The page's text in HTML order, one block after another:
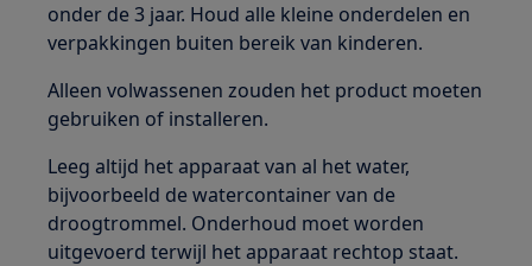
onder de 3 jaar. Houd alle kleine onderdelen en
verpakkingen buiten bereik van kinderen.
Alleen volwassenen zouden het product moeten
gebruiken of installeren.
Leeg altijd het apparaat van al het water,
bijvoorbeeld de watercontainer van de
droogtrommel. Onderhoud moet worden
uitgevoerd terwijl het apparaat rechtop staat.